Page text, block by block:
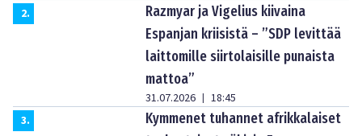
2.
Razmyar ja Vigelius kiivaina
Espanjan kriisistä – ”SDP levittää
laittomille siirtolaisille punaista
mattoa”
31.07.2026 | 18:45
3.
Kymmenet tuhannet afrikkalaiset